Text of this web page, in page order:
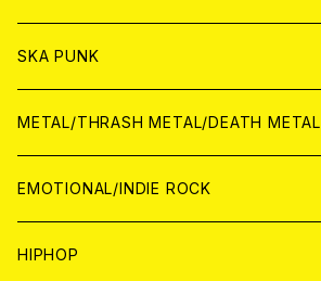
CD
CD
ANALOG
WORLD
CD
ANALOG
JAPAN
CD
ANALOG
WORLD
CD
ANALOG
SKA PUNK
JAPAN
CD
ANALOG
WORLD
CD
METAL/THRASH METAL/DEATH METAL
JAPAN
CD
WORLD
EMOTIONAL/INDIE ROCK
JAPAN
HIPHOP